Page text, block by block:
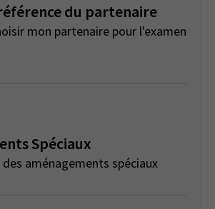
du partenaire
mon partenaire pour l'examen
Spéciaux
aménagements spéciaux